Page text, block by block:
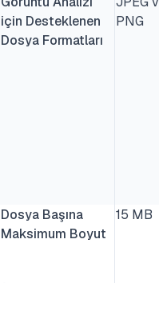
için Desteklenen
Dosya Formatları
PNG
Dosya Başına
Maksimum Boyut
15 MB